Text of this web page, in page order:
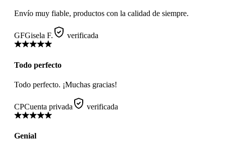
Envío muy fiable, productos con la calidad de siempre.
GFGisela F. verificada
Todo perfecto
Todo perfecto. ¡Muchas gracias!
CPCuenta privada verificada
Genial